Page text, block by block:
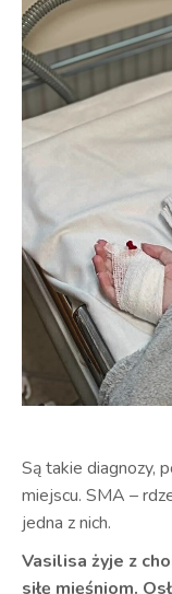
Są takie diagnozy,
miejscu. SMA –
jedna z nich.
Vasilisa żyje z
siłę mięśniom.